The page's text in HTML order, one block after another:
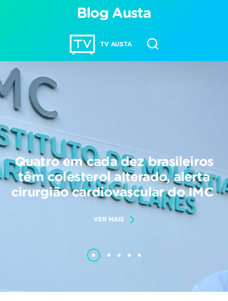
TV AUSTA
Blog Austa
Quatro em cada dez brasileiros
têm colesterol alterado, alerta
cirurgião cardiovascular do IMC
VER MAIS